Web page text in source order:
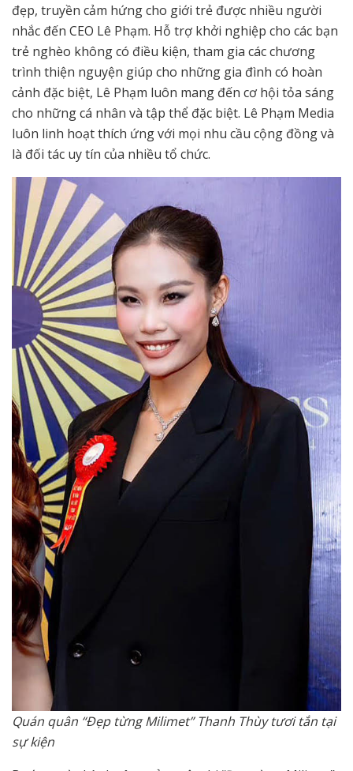
đẹp, truyền cảm hứng cho giới trẻ được nhiều người
nhắc đến CEO Lê Phạm. Hỗ trợ khởi nghiệp cho các bạn
trẻ nghèo không có điều kiện, tham gia các chương
trình thiện nguyện giúp cho những gia đình có hoàn
cảnh đặc biệt, Lê Phạm luôn mang đến cơ hội tỏa sáng
cho những cá nhân và tập thể đặc biệt. Lê Phạm Media
luôn linh hoạt thích ứng với mọi nhu cầu cộng đồng và
là đối tác uy tín của nhiều tổ chức.
Quán quân “Đẹp từng Milimet” Thanh Thùy tươi tắn tại
sự kiện